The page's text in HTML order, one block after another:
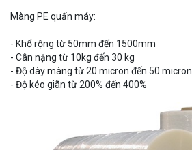
Màng PE quấn máy:
- Khổ rộng từ 50mm đến 1500mm
- Cân nặng từ 10kg đến 30 kg
- Độ dày màng từ 20 micron đến 50 micron
- Độ kéo giãn từ 200% đến 400%